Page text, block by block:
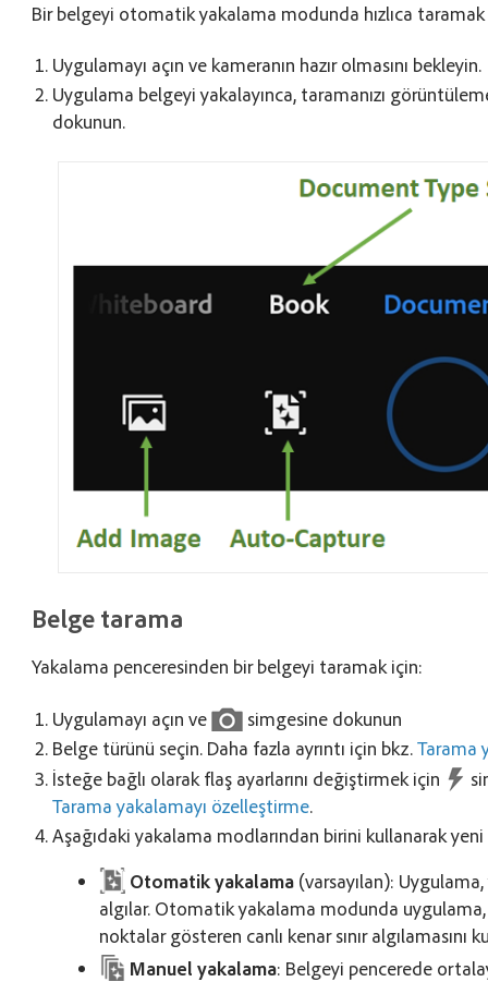
Bir belgeyi otomatik yakalama modunda hızlıca
Uygulamayı açın ve kameranın hazır olmasını bekleyin.
Uygulama belgeyi yakalayınca, taramanızı
dokunun.
Belge tarama
Yakalama penceresinden bir belgeyi taramak için:
Uygulamayı açın ve
simgesine dokunun
Belge türünü seçin. Daha fazla ayrıntı için bkz.Tarama
İsteğe bağlı olarak flaş ayarlarını değiştirmek için
Tarama yakalamayı özelleştirme.
Aşağıdaki yakalama modlarından birini kullanarak
Otomatik yakalama (varsayılan):
algılar. Otomatik yakalama modunda
noktalar gösteren canlı kenar sınır algılamasını
Manuel yakalama: Belgeyi pencerede